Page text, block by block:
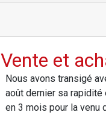
Vente et
Nous avons transigé
août dernier sa
en 3 mois pour la venu